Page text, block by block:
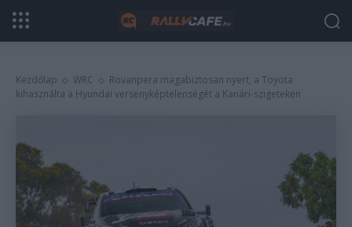
Kezdőlap WRC
Rovanpera magabiztosan nyert, a Toyota
kihasználta a Hyundai versenyképtelenségét a Kanári-szigeteken